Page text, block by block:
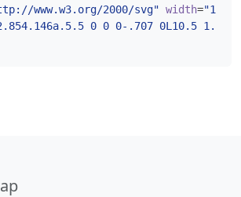
www.w3.org/2000/svg" width="16"
0 0 0-.707 0L10.5